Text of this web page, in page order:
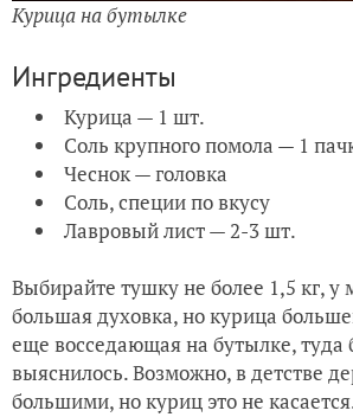
Курица на бутылке
Ингредиенты
Курица — 1 шт.
Соль крупного помола — 1
Чеснок — головка
Соль, специи по вкусу
Лавровый лист — 2-3 шт.
Выбирайте тушку не более 1,5 кг, у
большая духовка, но курица
еще восседающая на бутылке, туда
выяснилось. Возможно, в детстве
большими, но куриц это не